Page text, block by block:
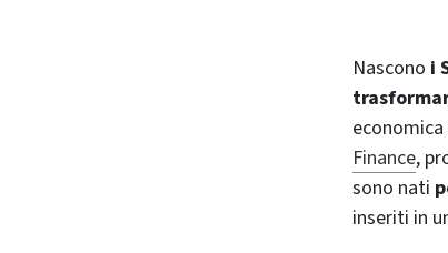
Nascono i
Finance,
sono nati
inseriti in